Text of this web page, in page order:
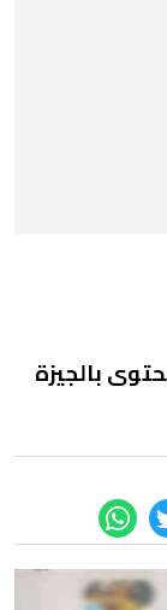
بالجيزة